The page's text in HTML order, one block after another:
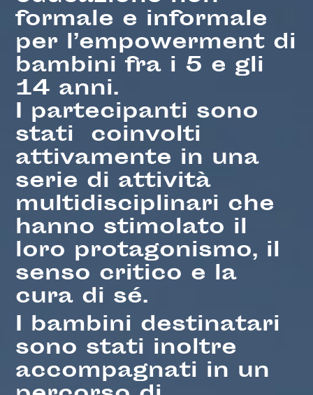
formale e informale
per l’empowerment di
bambini fra i 5 e gli
14 anni.
I partecipanti sono
stati coinvolti
attivamente in una
serie di attività
multidisciplinari che
hanno stimolato il
loro protagonismo, il
senso critico e la
cura di sé.
I bambini destinatari
sono stati inoltre
accompagnati in un